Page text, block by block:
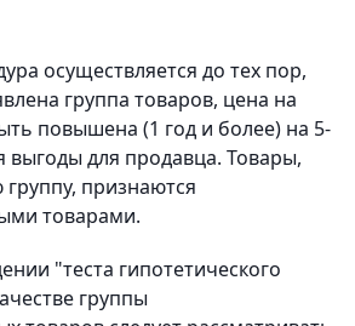
осуществляется до тех пор,
группа товаров, цена на
повышена (1 год и более) на 5-
выгоды для продавца. Товары,
признаются
товарами.
"теста гипотетического
группы